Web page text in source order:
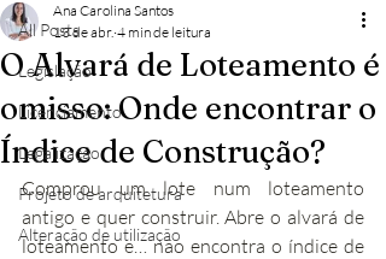
All Posts
Legislação
Licenciamento
Legalização
Projeto de arquitetura
Alteração de utilização
O Alvará de Loteamento é
omisso: Onde encontrar o
Índice de Construção?
Ana Carolina Santos
13 de abr. 4 min de leitura
Comprou um lote num loteamento
antigo e quer construir. Abre o alvará de
loteamento e… não encontra o índice de